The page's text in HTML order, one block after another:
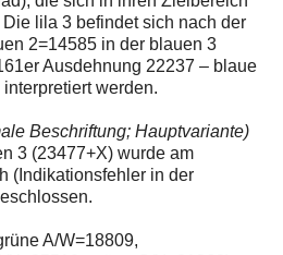
lila 3 befindet sich nach der
2=14585 in der blauen 3
Ausdehnung 22237 – blaue
werden.
Beschriftung; Hauptvariante)
3 (23477+X) wurde am
(Indikationsfehler in der
A/W=18809,